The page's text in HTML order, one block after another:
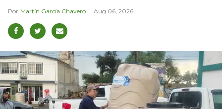
Martín García Chavero Aug 06, 2026